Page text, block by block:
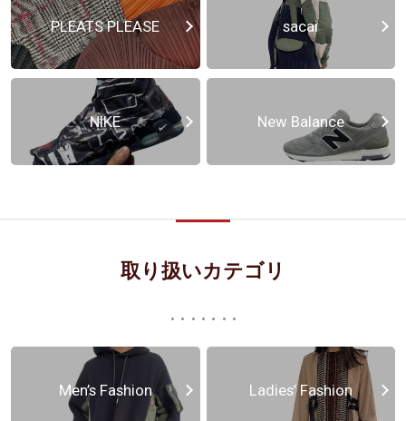
PLEATS PLEASE sacai
NIKE New Balance
取り扱いカテゴリ
Men’s Fashion Ladies’ Fashion